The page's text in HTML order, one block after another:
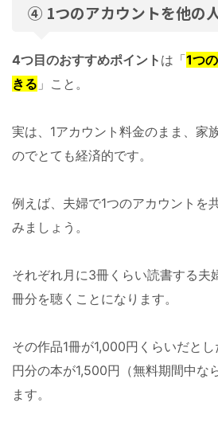
④ 1つのアカウントを他の
4つ目のおすすめポイント は「1つ
きる 」こと。
実は、1アカウント料金のまま、家
のでとても経済的です。
例えば、夫婦で1つのアカウントを
みましょう。
それぞれ月に3冊くらい読書する夫
冊分を聴くことになります。
その作品1冊が1,000円くらいだと
円分の本が1,500円（無料期間中な
ます。